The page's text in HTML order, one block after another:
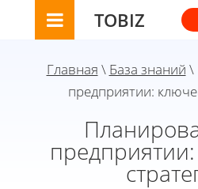
TOBIZ
Главная \ База знаний \
предприятии: